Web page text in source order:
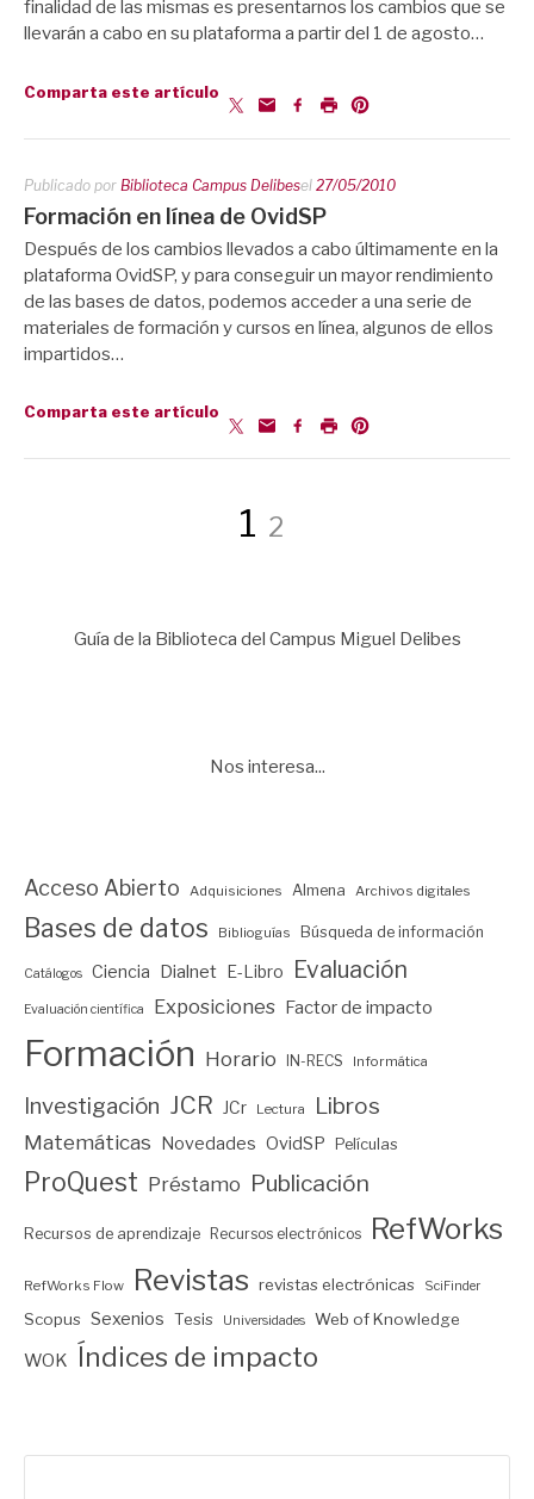
finalidad de las mismas es presentarnos los cambios que se
llevarán a cabo en su plataforma a partir del 1 de agosto…
Comparta este artículo
Publicado por Biblioteca Campus Delibesel 27/05/2010
Formación en línea de OvidSP
Después de los cambios llevados a cabo últimamente en la
plataforma OvidSP, y para conseguir un mayor rendimiento
de las bases de datos, podemos acceder a una serie de
materiales de formación y cursos en línea, algunos de ellos
impartidos…
Comparta este artículo
Paginación
Página
1 Página
2
Guía de la Biblioteca del Campus Miguel Delibes
Nos interesa...
Acceso Abierto Adquisiciones Almena Archivos digitales
Bases de datos Biblioguías Búsqueda de información
Catálogos Ciencia Dialnet E-Libro Evaluación
Evaluación científica Exposiciones Factor de impacto
Formación Horario IN-RECS Informática
Investigación JCR JCr Lectura Libros
Matemáticas Novedades OvidSP Películas
ProQuest Préstamo Publicación
Recursos de aprendizaje Recursos electrónicos RefWorks
RefWorks Flow Revistas revistas electrónicas SciFinder
Scopus Sexenios Tesis Universidades Web of Knowledge
WOK Índices de impacto